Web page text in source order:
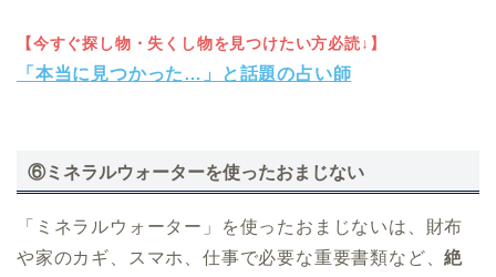
【今すぐ探し物・失くし物を見つけたい方必読↓】
「本当に見つかった…」と話題の占い師
⑥ミネラルウォーターを使ったおまじない
「ミネラルウォーター」を使ったおまじないは、財布
や家のカギ、スマホ、仕事で必要な重要書類など、絶